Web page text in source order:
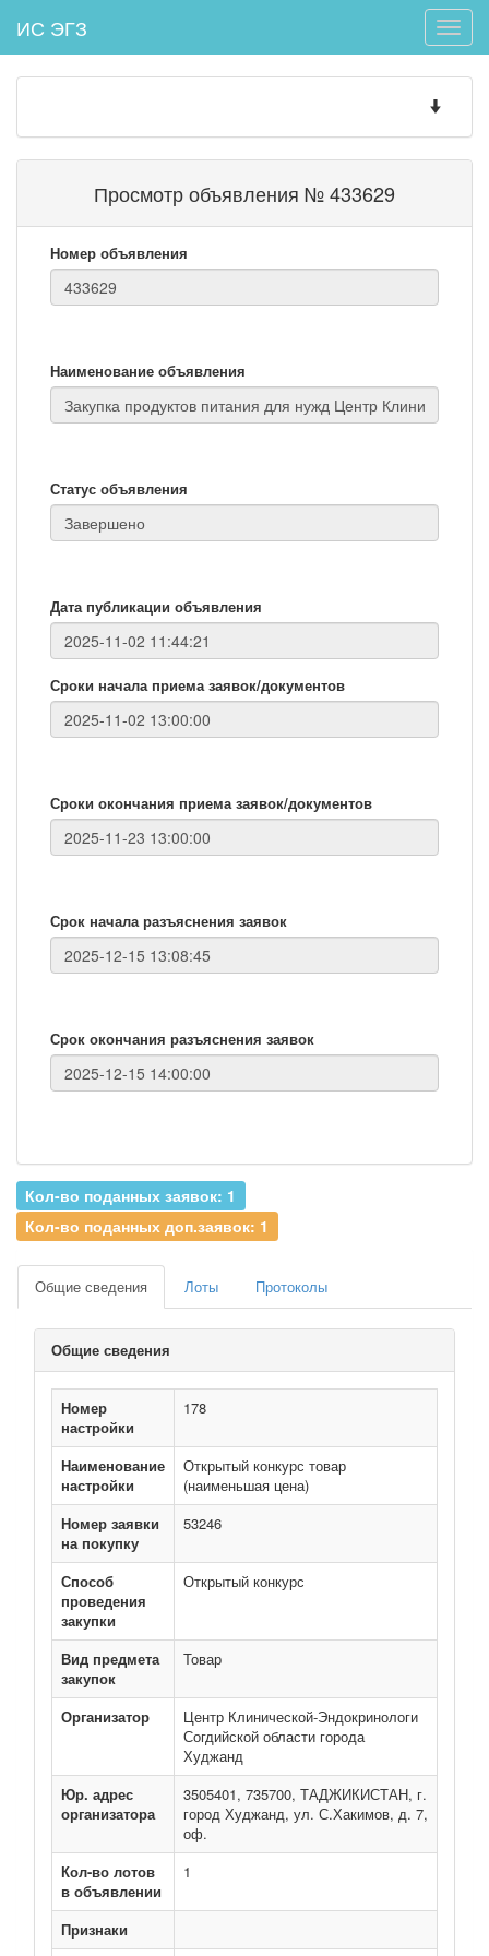
Toggle
ИС ЭГЗ
Toggle
Просмотр объявления № 433629
Номер объявления
Наименование объявления
Статус объявления
Дата публикации объявления
Сроки начала приема заявок/документов
Сроки окончания приема заявок/документов
Срок начала разъяснения заявок
Срок окончания разъяснения заявок
Кол-во поданных заявок: 1
Кол-во поданных доп.заявок: 1
Общие сведения Лоты Протоколы
Общие сведения
Номер
настройки
178
Наименование
настройки
Открытый конкурс товар
(наименьшая цена)
Номер заявки
на покупку
53246
Способ
проведения
закупки
Открытый конкурс
Вид предмета
закупок
Товар
Организатор
Центр Клинической-Эндокринологи
Согдийской области города
Худжанд
Юр. адрес
организатора
3505401, 735700, ТАДЖИКИСТАН, г.
город Худжанд, ул. С.Хакимов, д. 7,
оф.
Кол-во лотов
в объявлении
1
Признаки